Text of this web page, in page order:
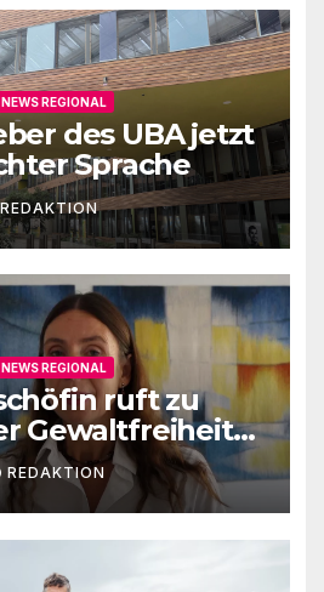
NEWS REGIONAL
des UBA jetzt
Sprache
REDAKTION
NEWS REGIONAL
ruft zu
Gewaltfreiheit
REDAKTION